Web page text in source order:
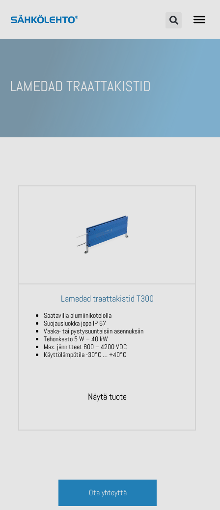
LAMEDAD TRAATTAKISTID
Lamedad traattakistid T300
Saatavilla alumiinikotelolla
Suojausluokka jopa IP 67
Vaaka- tai pystysuuntaisiin asennuksiin
Tehonkesto 5 W – 40 kW
Max. jännitteet 800 – 4200 VDC
Käyttölämpötila -30°C … +40°C
Näytä tuote
Ota yhteyttä